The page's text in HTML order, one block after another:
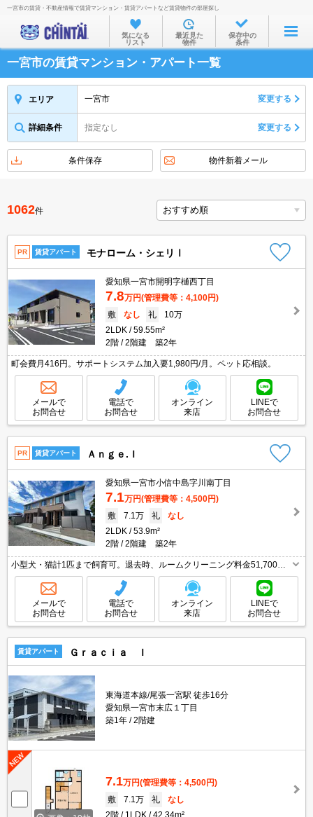
お部屋を探す
沿線・駅から
住所から
物件特集から
不動産会社から
TOP
一宮市の賃貸・不動産情報で賃貸マンション・賃貸アパートなど賃貸物件の部屋探し
気になる
リスト
最近見た
物件
保存中の
条件
一宮市の賃貸マンション・アパート一覧
エリア 一宮市 変更する
詳細条件 指定なし 変更する
条件保存 物件新着メール
1062件
PR 賃貸アパート モナローム・シェリⅠ
愛知県一宮市開明字樋西丁目
7.8万円(管理費等：4,100円)
敷
なし 礼
10万
2LDK
59.55m²
2階
2階建 築2年
町会費月416円。サポートシステム加入要1,980円/月。ペット応相談。
メールで
お問合せ
電話で
お問合せ
オンライン
来店
LINEで
お問合せ
PR 賃貸アパート Ａｎｇｅ.Ｉ
愛知県一宮市小信中島字川南丁目
7.1万円(管理費等：4,500円)
敷
7.1万 礼
なし
2LDK
53.9m²
2階
2階建 築2年
小型犬・猫計1匹まで飼育可。退去時、ルームクリーニング料金51,700
円。Wi-Fi無料。
メールで
お問合せ
電話で
お問合せ
オンライン
来店
LINEで
お問合せ
賃貸アパート Ｇｒａｃｉａ Ｉ
東海道本線/尾張一宮駅 徒歩16分
愛知県一宮市末広１丁目
築1年
2階建
7.1万円(管理費等：4,500円)
敷
7.1万 礼
なし
2階
1LDK 42.34m²